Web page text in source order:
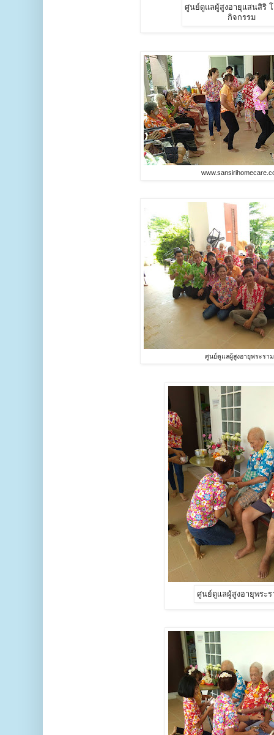
ศูนย์ดูแลผู้สูงอายุแสนสิริ
กิจกรรม
ศูนย์ดูแลผู้สูงอายุพระรา
ศูนย์ดูแลผู้สูงอายุพระร